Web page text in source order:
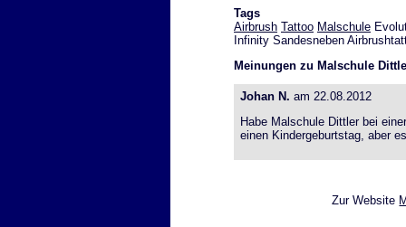
Tags
Airbrush Tattoo Malschule
Infinity Sandesneben
Meinungen zu Malschule
Johan N. am 22.08.2012
Habe Malschule Dittler bei
einen Kindergeburtstag, aber
Zur Website